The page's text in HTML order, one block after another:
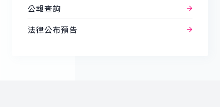
公報查詢
法律公布預告